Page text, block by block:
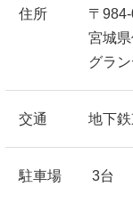
住所
〒
宮城
グラ
交通 地下
駐車場 3台